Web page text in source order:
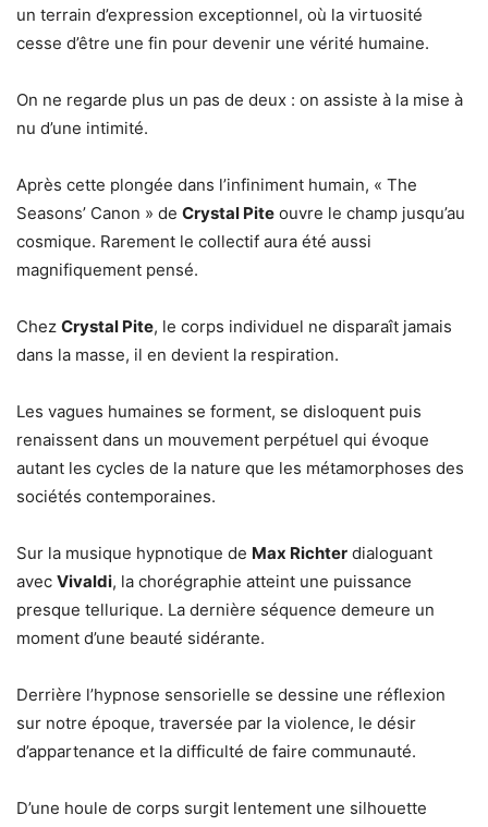
un terrain d’expression exceptionnel, où la virtuosité
cesse d’être une fin pour devenir une vérité humaine.
On ne regarde plus un pas de deux : on assiste à la mise à
nu d’une intimité.
Après cette plongée dans l’infiniment humain, « The
Seasons’ Canon » de Crystal Pite ouvre le champ jusqu’au
cosmique. Rarement le collectif aura été aussi
magnifiquement pensé.
Chez Crystal Pite, le corps individuel ne disparaît jamais
dans la masse, il en devient la respiration.
Les vagues humaines se forment, se disloquent puis
renaissent dans un mouvement perpétuel qui évoque
autant les cycles de la nature que les métamorphoses des
sociétés contemporaines.
Sur la musique hypnotique de Max Richter dialoguant
avec Vivaldi, la chorégraphie atteint une puissance
presque tellurique. La dernière séquence demeure un
moment d’une beauté sidérante.
Derrière l’hypnose sensorielle se dessine une réflexion
sur notre époque, traversée par la violence, le désir
d’appartenance et la difficulté de faire communauté.
D’une houle de corps surgit lentement une silhouette